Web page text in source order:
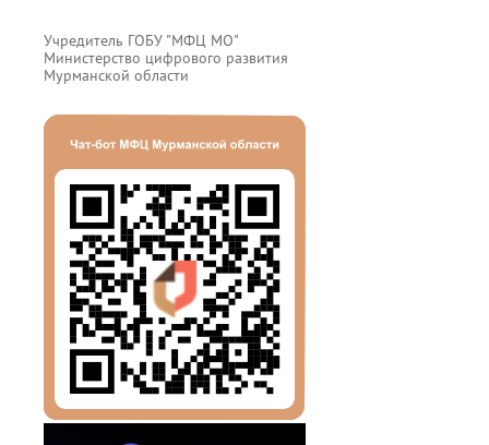
Учредитель ГОБУ "МФЦ МО"
Министерство цифрового развития
Мурманской области